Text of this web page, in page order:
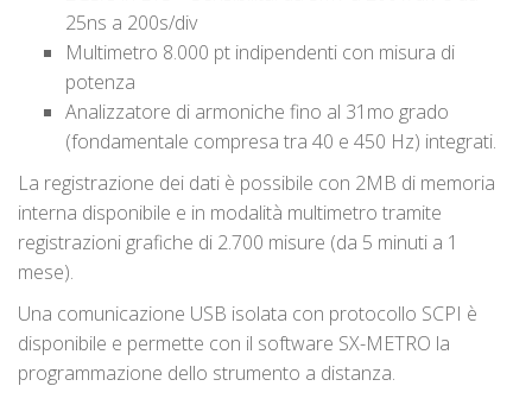
25ns a 200s/div
Multimetro 8.000 pt indipendenti con misura di
potenza
Analizzatore di armoniche fino al 31mo grado
(fondamentale compresa tra 40 e 450 Hz) integrati.
La registrazione dei dati è possibile con 2MB di memoria
interna disponibile e in modalità multimetro tramite
registrazioni grafiche di 2.700 misure (da 5 minuti a 1
mese).
Una comunicazione USB isolata con protocollo SCPI è
disponibile e permette con il software SX-METRO la
programmazione dello strumento a distanza.